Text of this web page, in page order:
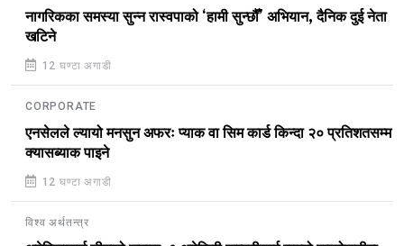
नागरिकका समस्या सुन्न रास्वपाको ‘हामी सुन्छौँ’ अभियान, दैनिक दुई नेता
खटिने
12 घण्टा अगाडी
CORPORATE
एनसेलले ल्यायो मनसुन अफरः प्याक वा सिम कार्ड किन्दा २० प्रतिशतसम्म
क्यासब्याक पाइने
12 घण्टा अगाडी
विश्व अर्थतन्त्र